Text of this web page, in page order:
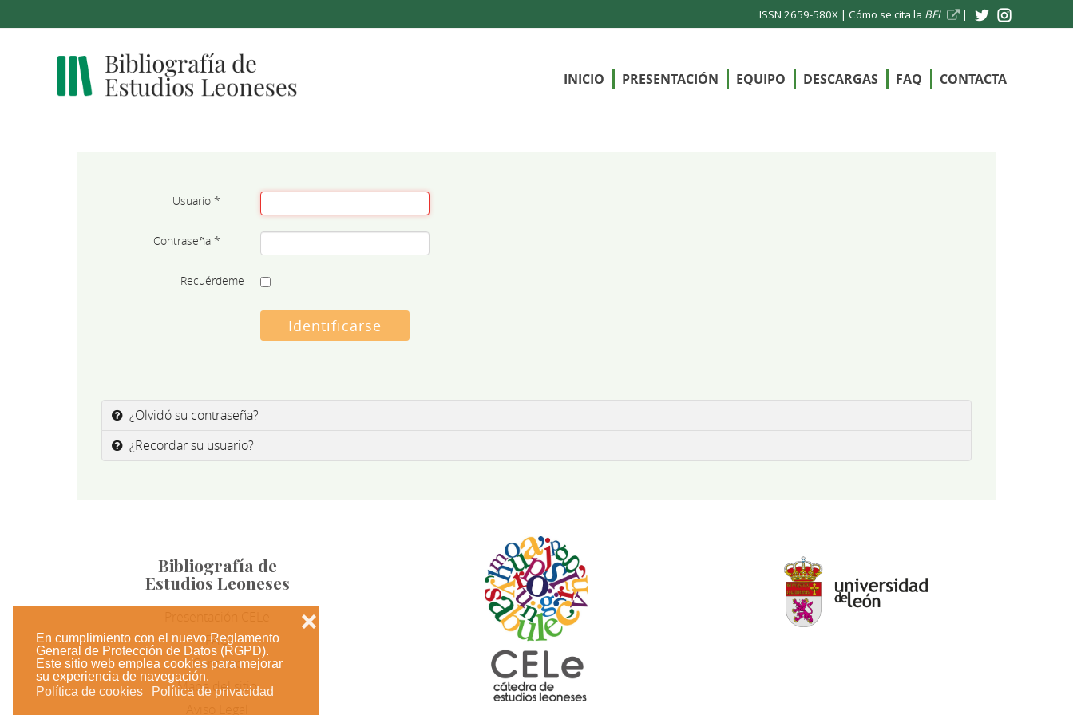
En cumplimiento con el nuevo Reglamento
General de Protección de Datos (RGPD).
Este sitio web emplea cookies para mejorar
su experiencia de navegación.
Política de cookies
Política de privacidad
❌
ISSN 2659-580X | Cómo se cita la BEL |
INICIO PRESENTACIÓN EQUIPO DESCARGAS FAQ CONTACTA
Usuario *
Contraseña *
Recuérdeme
Identificarse
¿Olvidó su contraseña?
¿Recordar su usuario?
Bibliografía de
Estudios Leoneses
FAQ
Contacto
Mapa del sitio